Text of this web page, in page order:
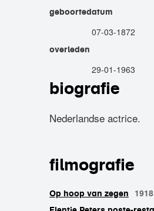
geboortedatum
07-03-1872
overleden
29-01-1963
biografie
Nederlandse actrice.
filmografie
Op hoop van zegen 1918